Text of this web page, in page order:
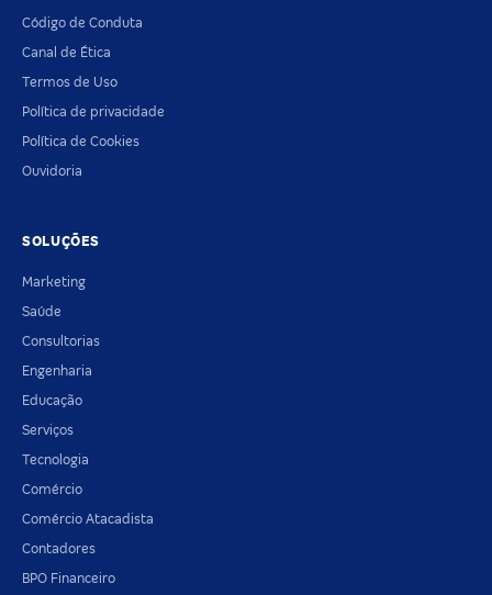
Código de Conduta
Canal de Ética
Termos de Uso
Política de privacidade
Política de Cookies
Ouvidoria
SOLUÇÕES
Marketing
Saúde
Consultorias
Engenharia
Educação
Serviços
Tecnologia
Comércio
Comércio Atacadista
Contadores
BPO Financeiro